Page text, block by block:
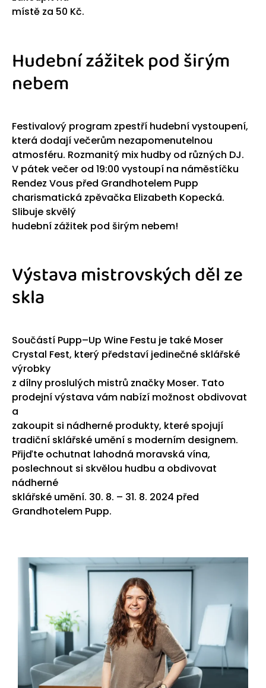
místě za 50 Kč.
Hudební zážitek pod širým
nebem
Festivalový program zpestří hudební vystoupení,
která dodají večerům nezapomenutelnou
atmosféru. Rozmanitý mix hudby od různých DJ.
V pátek večer od 19:00 vystoupí na náměstíčku
Rendez Vous před Grandhotelem Pupp
charismatická zpěvačka Elizabeth Kopecká.
Slibuje skvělý
hudební zážitek pod širým nebem!
Výstava mistrovských děl ze
skla
Součástí Pupp–Up Wine Festu je také Moser
Crystal Fest, který představí jedinečné sklářské
výrobky
z dílny proslulých mistrů značky Moser. Tato
prodejní výstava vám nabízí možnost obdivovat
a
zakoupit si nádherné produkty, které spojují
tradiční sklářské umění s moderním designem.
Přijďte ochutnat lahodná moravská vína,
poslechnout si skvělou hudbu a obdivovat
nádherné
sklářské umění. 30. 8. – 31. 8. 2024 před
Grandhotelem Pupp.